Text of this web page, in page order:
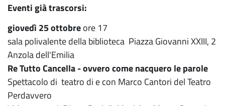
Eventi già trascorsi:
giovedì 25 ottobreore 17
sala polivalente della biblioteca Piazza Giovanni XXIII, 2
Anzola dell'Emilia
Re Tutto Cancella - ovvero come nacquero le parole
Spettacolo di teatro di e con Marco Cantori del Teatro
Perdavvero